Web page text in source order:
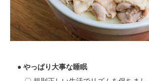
● やっぱり大事な睡眠